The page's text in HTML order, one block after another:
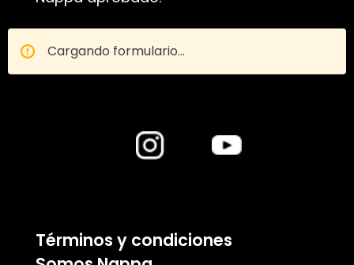
Cargando formulario...
Términos y condiciones